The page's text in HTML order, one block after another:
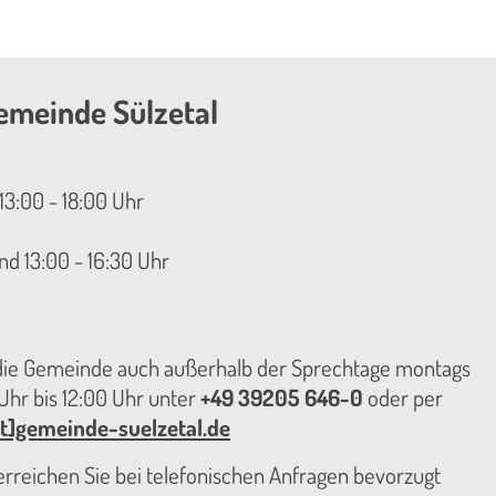
Sülzetal
- 18:00 Uhr
13:00 - 16:30 Uhr
Gemeinde auch außerhalb der Sprechtage montags
bis 12:00 Uhr unter+49 39205 646-0 oder per
suelzetal.de
Sie bei telefonischen Anfragen bevorzugt